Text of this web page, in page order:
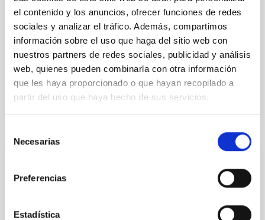
el contenido y los anuncios, ofrecer funciones de redes
sociales y analizar el tráfico. Además, compartimos
información sobre el uso que haga del sitio web con
nuestros partners de redes sociales, publicidad y análisis
web, quienes pueden combinarla con otra información
que les haya proporcionado o que hayan recopilado a
partir del uso que haya hecho de sus servicios.
Necesarias
Preferencias
Estadística
Shalyapin, V. N. et al.
Fecha de publicación: 6 2026
BIBCODE 2026A&A...710A..70S
CONCERTO: Forward modelling of
Context. The CarbON [CII] line in post-rEionisation and